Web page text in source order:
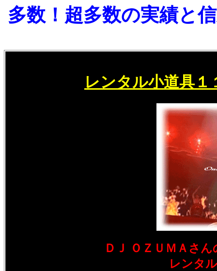
多数！超多数の実績と
レンタル小道具
ＤＪ ＯＺＵＭＡさ
レンタ